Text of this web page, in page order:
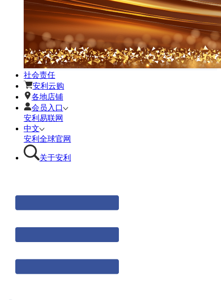
社会责任
安利云购
各地店铺
会员入口
安利易联网
中文
安利全球官网
关于安利